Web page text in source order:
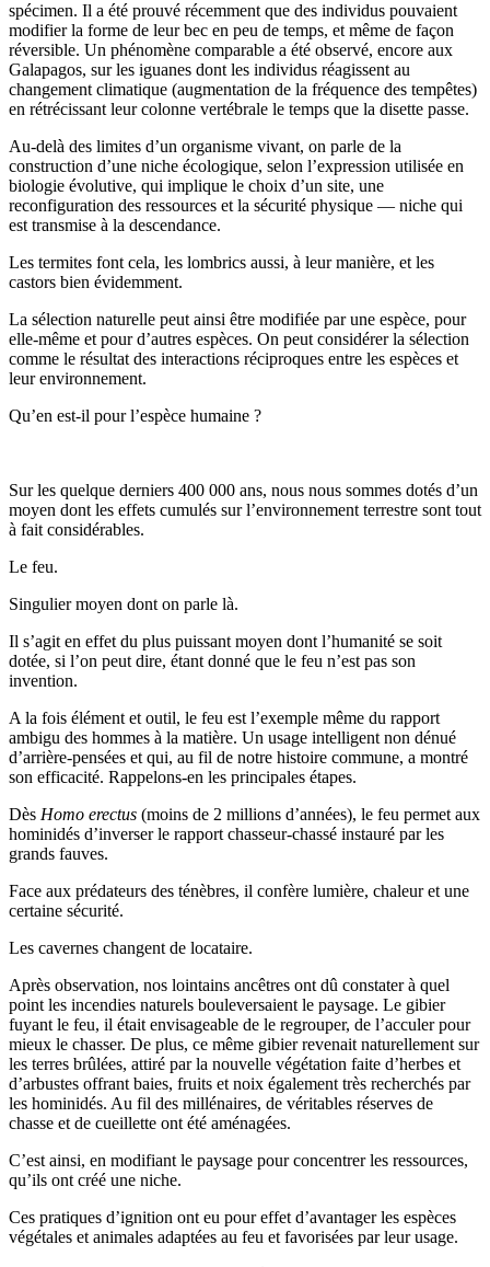
spécimen. Il a été prouvé récemment que des individus pouvaient
modifier la forme de leur bec en peu de temps, et même de façon
réversible. Un phénomène comparable a été observé, encore aux
Galapagos, sur les iguanes dont les individus réagissent au
changement climatique (augmentation de la fréquence des tempêtes)
en rétrécissant leur colonne vertébrale le temps que la disette passe.
Au-delà des limites d’un organisme vivant, on parle de la
construction d’une niche écologique, selon l’expression utilisée en
biologie évolutive, qui implique le choix d’un site, une
reconfiguration des ressources et la sécurité physique — niche qui
est transmise à la descendance.
Les termites font cela, les lombrics aussi, à leur manière, et les
castors bien évidemment.
La sélection naturelle peut ainsi être modifiée par une espèce, pour
elle-même et pour d’autres espèces. On peut considérer la sélection
comme le résultat des interactions réciproques entre les espèces et
leur environnement.
Qu’en est-il pour l’espèce humaine ?
Sur les quelque derniers 400 000 ans, nous nous sommes dotés d’un
moyen dont les effets cumulés sur l’environnement terrestre sont tout
à fait considérables.
Le feu.
Singulier moyen dont on parle là.
Il s’agit en effet du plus puissant moyen dont l’humanité se soit
dotée, si l’on peut dire, étant donné que le feu n’est pas son
invention.
A la fois élément et outil, le feu est l’exemple même du rapport
ambigu des hommes à la matière. Un usage intelligent non dénué
d’arrière-pensées et qui, au fil de notre histoire commune, a montré
son efficacité. Rappelons-en les principales étapes.
Dès Homo erectus (moins de 2 millions d’années), le feu permet aux
hominidés d’inverser le rapport chasseur-chassé instauré par les
grands fauves.
Face aux prédateurs des ténèbres, il confère lumière, chaleur et une
certaine sécurité.
Les cavernes changent de locataire.
Après observation, nos lointains ancêtres ont dû constater à quel
point les incendies naturels bouleversaient le paysage. Le gibier
fuyant le feu, il était envisageable de le regrouper, de l’acculer pour
mieux le chasser. De plus, ce même gibier revenait naturellement sur
les terres brûlées, attiré par la nouvelle végétation faite d’herbes et
d’arbustes offrant baies, fruits et noix également très recherchés par
les hominidés. Au fil des millénaires, de véritables réserves de
chasse et de cueillette ont été aménagées.
C’est ainsi, en modifiant le paysage pour concentrer les ressources,
qu’ils ont créé une niche.
Ces pratiques d’ignition ont eu pour effet d’avantager les espèces
végétales et animales adaptées au feu et favorisées par leur usage.